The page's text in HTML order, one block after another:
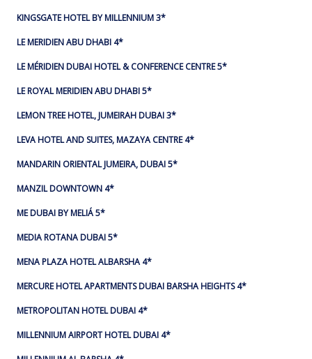
KINGSGATE HOTEL BY MILLENNIUM 3*
LE MERIDIEN ABU DHABI 4*
LE MÉRIDIEN DUBAI HOTEL & CONFERENCE CENTRE 5*
LE ROYAL MERIDIEN ABU DHABI 5*
LEMON TREE HOTEL, JUMEIRAH DUBAI 3*
LEVA HOTEL AND SUITES, MAZAYA CENTRE 4*
MANDARIN ORIENTAL JUMEIRA, DUBAI 5*
MANZIL DOWNTOWN 4*
ME DUBAI BY MELIÁ 5*
MEDIA ROTANA DUBAI 5*
MENA PLAZA HOTEL ALBARSHA 4*
MERCURE HOTEL APARTMENTS DUBAI BARSHA HEIGHTS 4*
METROPOLITAN HOTEL DUBAI 4*
MILLENNIUM AIRPORT HOTEL DUBAI 4*